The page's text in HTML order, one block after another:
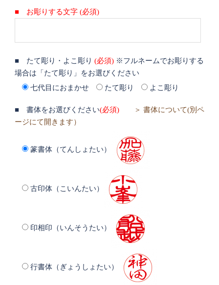
■ お彫りする文字 (必須)
■ たて彫り・よこ彫り (必須) ※フルネームでお彫りする
場合は「たて彫り」をお選びください
七代目におまかせ
たて彫り よこ彫り
■ 書体をお選びください(必須)
＞ 書体について(別ペ
ージにて開きます）
篆書体（てんしょたい）
古印体（こいんたい）
印相印（いんそうたい）
行書体（ぎょうしょたい）